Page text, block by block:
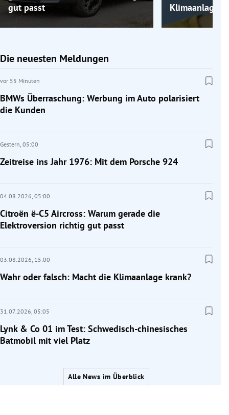
gut passt
Klimaanlage
Die neuesten Meldungen
vor 55 Minuten
BMWs Überraschung: Werbung im Auto polarisiert
die Kunden
Gestern, 05:00
Zeitreise ins Jahr 1976: Mit dem Porsche 924
04.08.2026, 05:00
Citroën ë-C5 Aircross: Warum gerade die
Elektroversion richtig gut passt
03.08.2026, 15:00
Wahr oder falsch: Macht die Klimaanlage krank?
31.07.2026, 05:05
Lynk & Co 01 im Test: Schwedisch-chinesisches
Batmobil mit viel Platz
Alle News im Überblick